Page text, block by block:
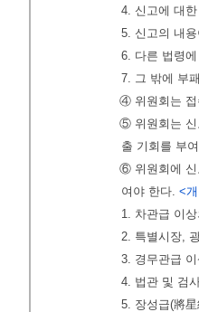
4. 신고에 대
5. 신고의 내
6. 다른 법령
7. 그 밖에 부
④ 위원회는 접
⑤ 위원회는 신
출 기회를 부
⑥ 위원회에 신
여야 한다. <
1. 차관급 이
2. 특별시장,
3. 경무관급
4. 법관 및 검
5. 장성급(將